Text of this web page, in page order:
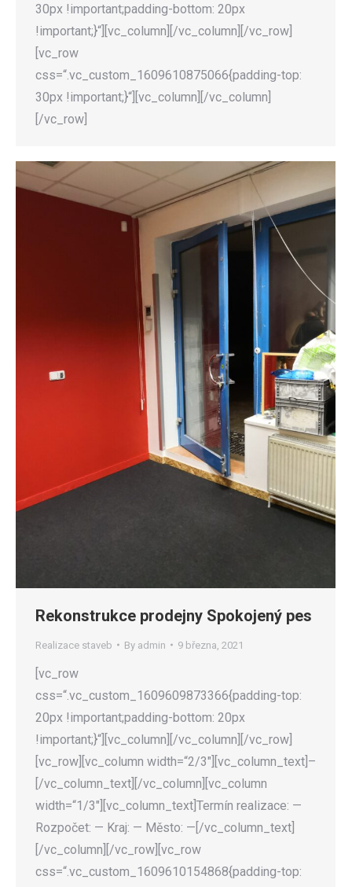
30px !important;padding-bottom: 20px
!important;}“][vc_column][/vc_column][/vc_row]
[vc_row
css=“.vc_custom_1609610875066{padding-top:
30px !important;}“][vc_column][/vc_column]
[/vc_row]
Rekonstrukce prodejny Spokojený pes
Realizace staveb By admin 9 března, 2021
[vc_row
css=“.vc_custom_1609609873366{padding-top:
20px !important;padding-bottom: 20px
!important;}“][vc_column][/vc_column][/vc_row]
[vc_row][vc_column width=“2/3″][vc_column_text]–
[/vc_column_text][/vc_column][vc_column
width=“1/3″][vc_column_text]Termín realizace: —
Rozpočet: — Kraj: — Město: —[/vc_column_text]
[/vc_column][/vc_row][vc_row
css=“.vc_custom_1609610154868{padding-top: